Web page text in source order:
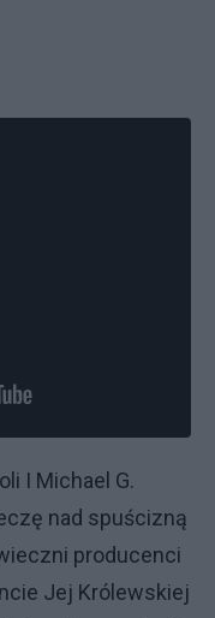
I Michael G.
nad spuścizną
producenci
Jej Królewskiej